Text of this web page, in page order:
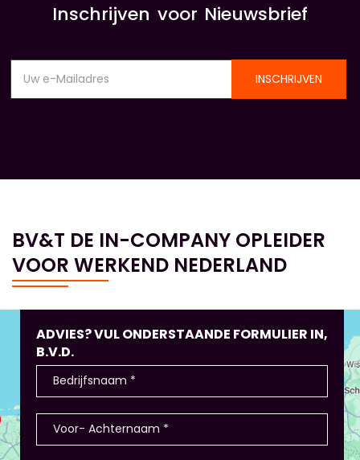
Inschrijven voor Nieuwsbrief
INSCHRIJVEN
BV&T DE IN-COMPANY OPLEIDER
VOOR WERKEND NEDERLAND
ADVIES? VUL ONDERSTAANDE FORMULIER IN,
B.V.D.